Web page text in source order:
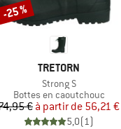
MARQUE
TRETORN
Article
Strong S
Product group
Bottes en caoutchouc
Prix
€ Prix réduit
à partir de 56,21 €
5,0(1)
-25 %